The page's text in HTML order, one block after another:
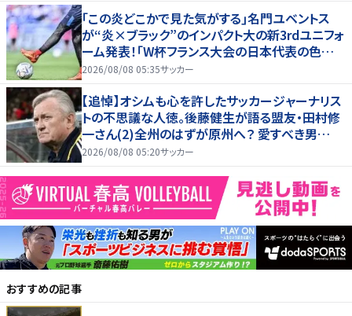
｢この炎どこかで見た気がする｣名門ユベントス
が“炎×ブラック”のインパクト大の新3rdユニフォ
ーム発表！｢W杯フランス大会の日本代表の色違
いを感じさせる｣
2026/08/08 05:35サッカー
【追悼】オシムも心を許したサッカージャーナリス
トの不思議な人徳。後藤健生が語る盟友・田村修
一さん(2)全州のはずが原州へ？ 愛すべき男
の“大迷子”伝説
2026/08/08 05:20サッカー
おすすめの記事